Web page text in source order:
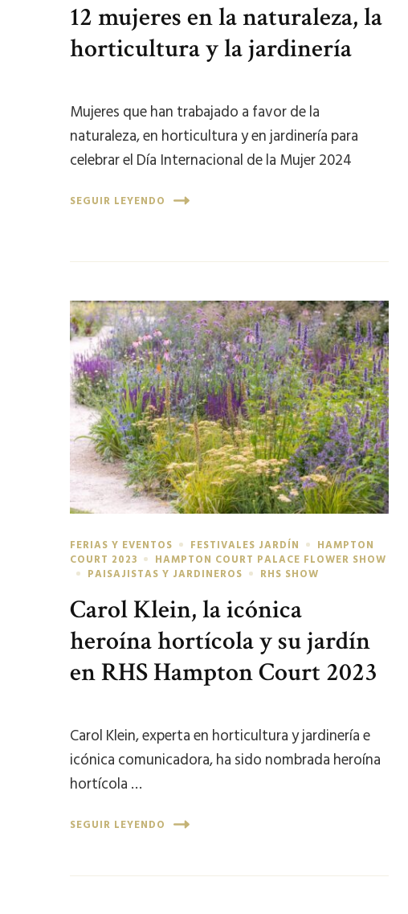
12 mujeres en la naturaleza, la
horticultura y la jardinería
Mujeres que han trabajado a favor de la
naturaleza, en horticultura y en jardinería para
celebrar el Día Internacional de la Mujer 2024
SEGUIR LEYENDO
FERIAS Y EVENTOS FESTIVALES JARDÍN
HAMPTON
COURT 2023
HAMPTON COURT PALACE FLOWER SHOW
PAISAJISTAS Y JARDINEROS
RHS SHOW
Carol Klein, la icónica
heroína hortícola y su jardín
en RHS Hampton Court 2023
Carol Klein, experta en horticultura y jardinería e
icónica comunicadora, ha sido nombrada heroína
hortícola …
SEGUIR LEYENDO